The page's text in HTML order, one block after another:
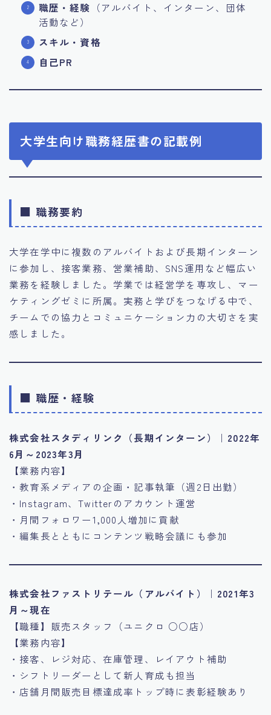
職歴・経験 （アルバイト、インターン、団体
活動など）
スキル・資格
自己PR
大学生向け職務経歴書の記載例
■ 職務要約
大学在学中に複数のアルバイトおよび長期インターン
に参加し、接客業務、営業補助、SNS運用など幅広い
業務を経験しました。学業では経営学を専攻し、マー
ケティングゼミに所属。実務と学びをつなげる中で、
チームでの協力とコミュニケーション力の大切さを実
感しました。
■ 職歴・経験
株式会社スタディリンク（長期インターン）｜2022年
6月～2023年3月
【業務内容】
・教育系メディアの企画・記事執筆（週2日出勤）
・Instagram、Twitterのアカウント運営
・月間フォロワー1,000人増加に貢献
・編集長とともにコンテンツ戦略会議にも参加
株式会社ファストリテール（アルバイト）｜2021年3
月～現在
【職種】販売スタッフ（ユニクロ ○○店）
【業務内容】
・接客、レジ対応、在庫管理、レイアウト補助
・シフトリーダーとして新人育成も担当
・店舗月間販売目標達成率トップ時に表彰経験あり